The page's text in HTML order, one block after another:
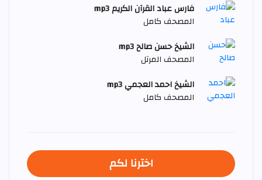
فارس عباد القرآن الكريم mp3
المصحف كامل
الشيخ حسن صالح mp3
المصحف المرتل
الشيخ احمد العجمي mp3
المصحف كامل
اخترنا لكم